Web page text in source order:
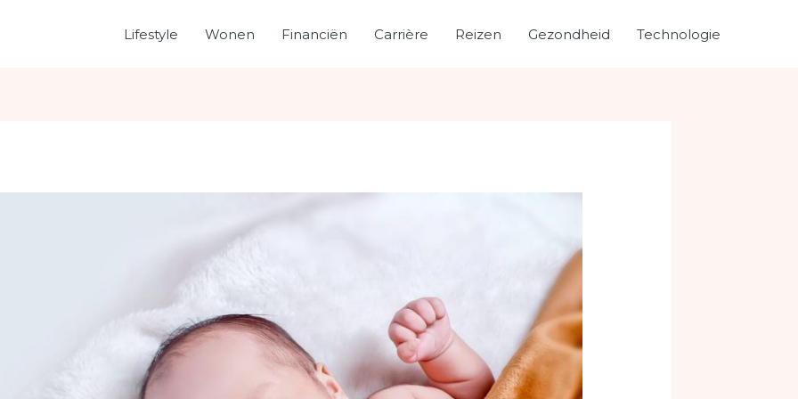
Lifestyle Wonen Financiën Carrière Reizen Gezondheid Technologie